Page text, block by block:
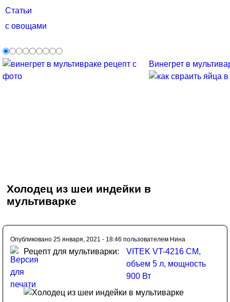
Статьи
с овощами
Винегрет в
Холодец из шеи индейки в
мультиварке
Опубликовано 25 января, 2021 - 18:46 пользователем Нина
Рецепт для мультиварки:
VITEK VT-4216 CM,
объем 5 л, мощность
900 Вт